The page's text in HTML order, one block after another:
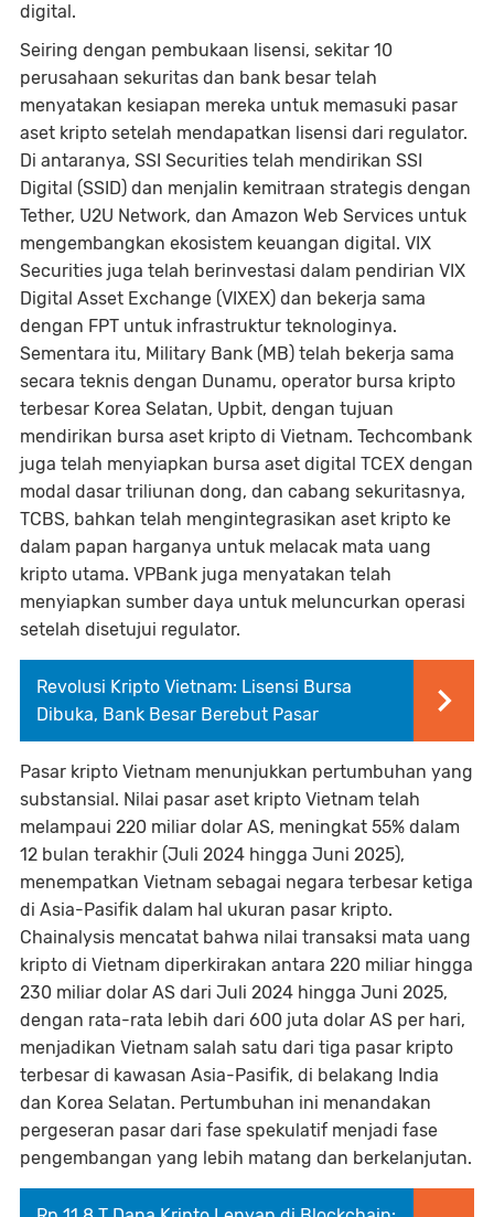
digital.
Seiring dengan pembukaan lisensi, sekitar 10
perusahaan sekuritas dan bank besar telah
menyatakan kesiapan mereka untuk memasuki pasar
aset kripto setelah mendapatkan lisensi dari regulator.
Di antaranya, SSI Securities telah mendirikan SSI
Digital (SSID) dan menjalin kemitraan strategis dengan
Tether, U2U Network, dan Amazon Web Services untuk
mengembangkan ekosistem keuangan digital. VIX
Securities juga telah berinvestasi dalam pendirian VIX
Digital Asset Exchange (VIXEX) dan bekerja sama
dengan FPT untuk infrastruktur teknologinya.
Sementara itu, Military Bank (MB) telah bekerja sama
secara teknis dengan Dunamu, operator bursa kripto
terbesar Korea Selatan, Upbit, dengan tujuan
mendirikan bursa aset kripto di Vietnam. Techcombank
juga telah menyiapkan bursa aset digital TCEX dengan
modal dasar triliunan dong, dan cabang sekuritasnya,
TCBS, bahkan telah mengintegrasikan aset kripto ke
dalam papan harganya untuk melacak mata uang
kripto utama. VPBank juga menyatakan telah
menyiapkan sumber daya untuk meluncurkan operasi
setelah disetujui regulator.
Revolusi Kripto Vietnam: Lisensi Bursa
Dibuka, Bank Besar Berebut Pasar
Pasar kripto Vietnam menunjukkan pertumbuhan yang
substansial. Nilai pasar aset kripto Vietnam telah
melampaui 220 miliar dolar AS, meningkat 55% dalam
12 bulan terakhir (Juli 2024 hingga Juni 2025),
menempatkan Vietnam sebagai negara terbesar ketiga
di Asia-Pasifik dalam hal ukuran pasar kripto.
Chainalysis mencatat bahwa nilai transaksi mata uang
kripto di Vietnam diperkirakan antara 220 miliar hingga
230 miliar dolar AS dari Juli 2024 hingga Juni 2025,
dengan rata-rata lebih dari 600 juta dolar AS per hari,
menjadikan Vietnam salah satu dari tiga pasar kripto
terbesar di kawasan Asia-Pasifik, di belakang India
dan Korea Selatan. Pertumbuhan ini menandakan
pergeseran pasar dari fase spekulatif menjadi fase
pengembangan yang lebih matang dan berkelanjutan.